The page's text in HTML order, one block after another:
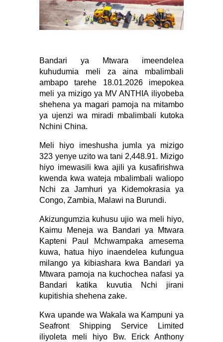
Bandari ya Mtwara imeendelea
kuhudumia meli za aina mbalimbali
ambapo tarehe 18.01.2026 imepokea
meli ya mizigo ya MV ANTHIA iliyobeba
shehena ya magari pamoja na mitambo
ya ujenzi wa miradi mbalimbali kutoka
Nchini China.
Meli hiyo imeshusha jumla ya mizigo
323 yenye uzito wa tani 2,448.91. Mizigo
hiyo imewasili kwa ajili ya kusafirishwa
kwenda kwa wateja mbalimbali waliopo
Nchi za Jamhuri ya Kidemokrasia ya
Congo, Zambia, Malawi na Burundi.
Akizungumzia kuhusu ujio wa meli hiyo,
Kaimu Meneja wa Bandari ya Mtwara
Kapteni Paul Mchwampaka amesema
kuwa, hatua hiyo inaendelea kufungua
milango ya kibiashara kwa Bandari ya
Mtwara pamoja na kuchochea nafasi ya
Bandari katika kuvutia Nchi jirani
kupitishia shehena zake.
Kwa upande wa Wakala wa Kampuni ya
Seafront Shipping Service Limited
iliyoleta meli hiyo Bw. Erick Anthony